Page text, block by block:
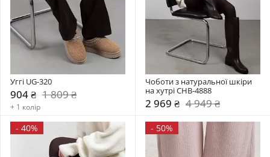
Уггі UG-320
904 ₴ 1 809 ₴
+ 1 колір
Чоботи з натуральної шкіри
на хутрі CHB-4888
2 969 ₴ 4 949 ₴
- 40% - 50%